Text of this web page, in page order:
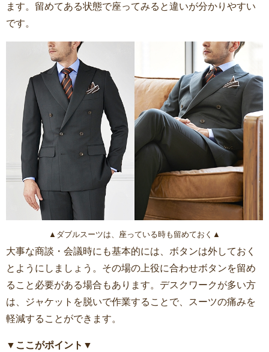
ます。留めてある状態で座ってみると違いが分かりやすい
です。
▲ダブルスーツは、座っている時も留めておく▲
大事な商談・会議時にも基本的には、ボタンは外しておく
とようにしましょう。その場の上役に合わせボタンを留め
ること必要がある場合もあります。デスクワークが多い方
は、ジャケットを脱いで作業することで、スーツの痛みを
軽減することができます。
▼ここがポイント▼